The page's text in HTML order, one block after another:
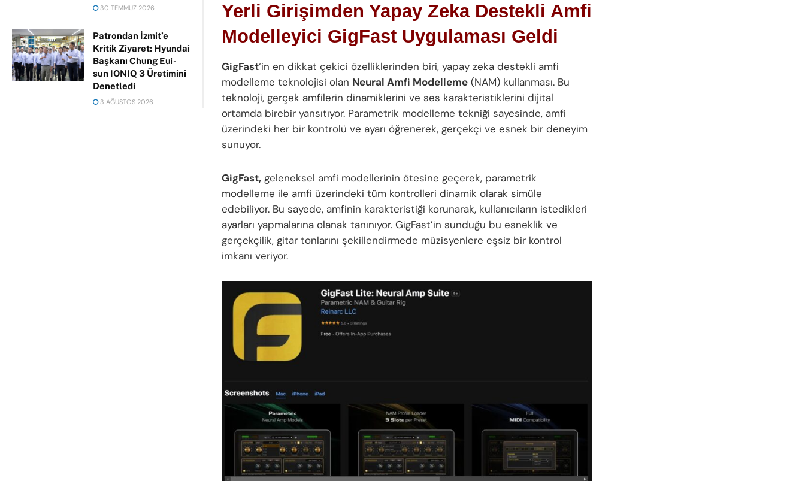
30 TEMMUZ 2026
Patrondan İzmit’e
Kritik Ziyaret: Hyundai
Başkanı Chung Eui-
sun IONIQ 3 Üretimini
Denetledi
3 AĞUSTOS 2026
Yerli Girişimden Yapay Zeka Destekli Amfi
Modelleyici GigFast Uygulaması Geldi
GigFast‘in en dikkat çekici özelliklerinden biri, yapay zeka destekli amfi
modelleme teknolojisi olan Neural Amfi Modelleme (NAM) kullanması. Bu
teknoloji, gerçek amfilerin dinamiklerini ve ses karakteristiklerini dijital
ortamda birebir yansıtıyor. Parametrik modelleme tekniği sayesinde, amfi
üzerindeki her bir kontrolü ve ayarı öğrenerek, gerçekçi ve esnek bir deneyim
sunuyor.
GigFast, geleneksel amfi modellerinin ötesine geçerek, parametrik
modelleme ile amfi üzerindeki tüm kontrolleri dinamik olarak simüle
edebiliyor. Bu sayede, amfinin karakteristiği korunarak, kullanıcıların istedikleri
ayarları yapmalarına olanak tanınıyor. GigFast’in sunduğu bu esneklik ve
gerçekçilik, gitar tonlarını şekillendirmede müzisyenlere eşsiz bir kontrol
imkanı veriyor.